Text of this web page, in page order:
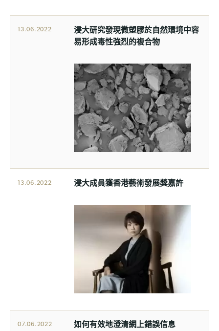
13.06.2022
浸大研究發現微塑膠於自然環境中容
易形成毒性強烈的複合物
13.06.2022 浸大成員獲香港藝術發展獎嘉許
07.06.2022 如何有效地澄清網上錯誤信息